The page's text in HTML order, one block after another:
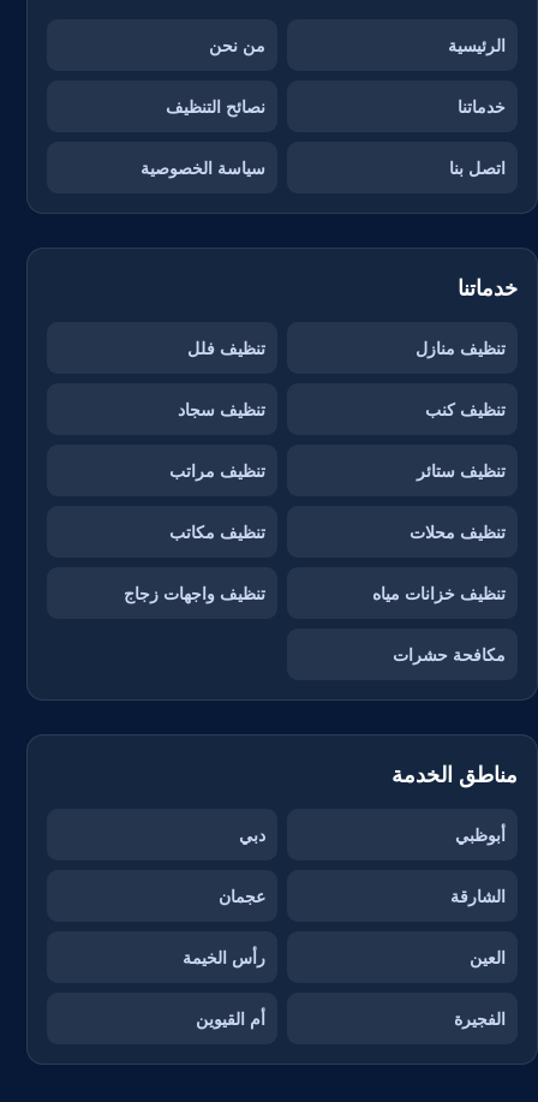
الرئيسية من نحن
خدماتنا نصائح التنظيف
اتصل بنا سياسة الخصوصية
خدماتنا
تنظيف منازل تنظيف فلل
تنظيف كنب تنظيف سجاد
تنظيف ستائر تنظيف مراتب
تنظيف محلات تنظيف مكاتب
تنظيف خزانات مياه تنظيف واجهات زجاج
مكافحة حشرات
مناطق الخدمة
أبوظبي دبي
الشارقة عجمان
العين رأس الخيمة
الفجيرة أم القيوين